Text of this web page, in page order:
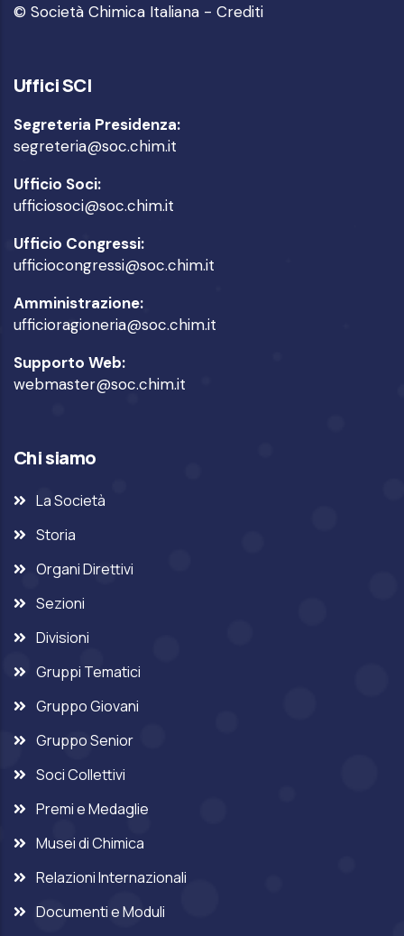
© Società Chimica Italiana - Crediti
Uffici SCI
Segreteria Presidenza:
segreteria@soc.chim.it
Ufficio Soci:
ufficiosoci@soc.chim.it
Ufficio Congressi:
ufficiocongressi@soc.chim.it
Amministrazione:
ufficioragioneria@soc.chim.it
Supporto Web:
webmaster@soc.chim.it
Chi siamo
La Società
Storia
Organi Direttivi
Sezioni
Divisioni
Gruppi Tematici
Gruppo Giovani
Gruppo Senior
Soci Collettivi
Premi e Medaglie
Musei di Chimica
Relazioni Internazionali
Documenti e Moduli